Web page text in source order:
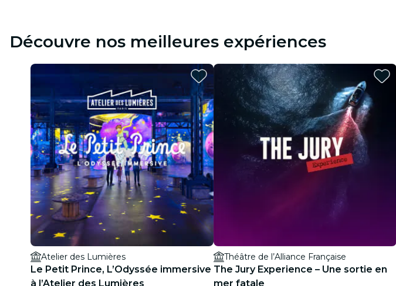
Découvre nos meilleures expériences
Atelier des Lumières
Le Petit Prince, L’Odyssée immersive
à l’Atelier des Lumières
Théâtre de l’Alliance Française
The Jury Experience – Une sortie en
mer fatale